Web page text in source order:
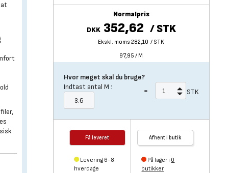
Normalpris
DKK 352,62 /STK
Ekskl. moms 282,10 / STK
97,95 / M
Hvor meget skal du bruge?
Indtast antal M : = STK
Få leveret
Levering 6-8
hverdage
Afhent i butik
På lager i 0
butikker
at